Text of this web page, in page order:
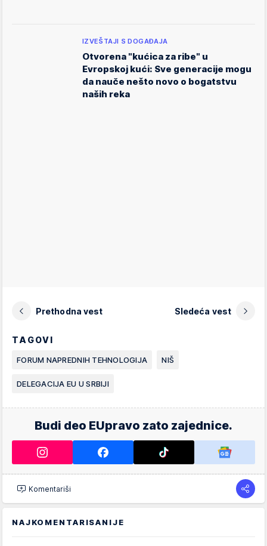
IZVEŠTAJI S DOGAĐAJA
Otvorena "kućica za ribe" u
Evropskoj kući: Sve generacije mogu
da nauče nešto novo o bogatstvu
naših reka
Prethodna vest Sledeća vest
TAGOVI
FORUM NAPREDNIH TEHNOLOGIJA NIŠ
DELEGACIJA EU U SRBIJI
Budi deo EUpravo zato zajednice.
Komentariši
NAJKOMENTARISANIJE